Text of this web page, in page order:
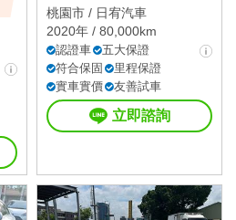
桃園市 / 日宥汽車
2020年 / 80,000km
認證車
五大保證
符合保固
里程保證
實車實價
友善試車
立即諮詢